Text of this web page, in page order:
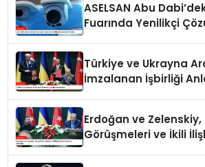
ASELSAN Abu
Fuarında Yenilikçi
Türkiye ve Ukrayna
İmzalanan İşbirliği
Erdoğan ve Zelenskiy,
Görüşmeleri ve İkili